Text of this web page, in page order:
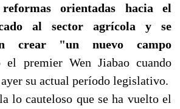
orientadas hacia el
al sector agrícola y se
crear "un nuevo campo
el premier Wen Jiabao cuando
su actual período legislativo.
lo cauteloso que se ha vuelto el